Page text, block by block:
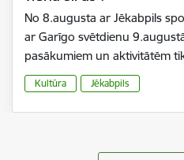
No 8.augusta ar Jēkabpils
ar Garīgo svētdienu
pasākumiem un aktivitātēm
Kultūra Jēkabpils